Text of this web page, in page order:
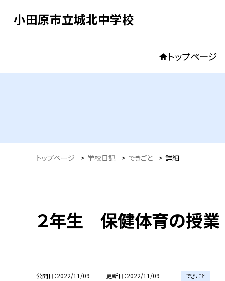
小田原市立城北中学校
トップページ
トップページ > 学校日記 > できごと > 詳細
２年生 保健体育の授業
公開日 2022/11/09 更新日 2022/11/09 できごと